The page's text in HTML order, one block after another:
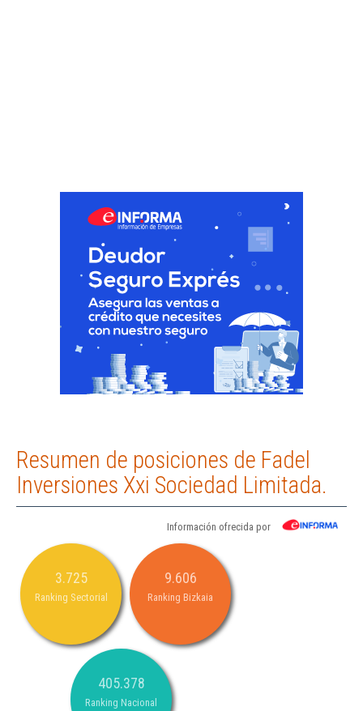
Resumen de posiciones de Fadel
Inversiones Xxi Sociedad Limitada.
Información ofrecida por
3.725
Ranking Sectorial
9.606
Ranking Bizkaia
405.378
Ranking Nacional